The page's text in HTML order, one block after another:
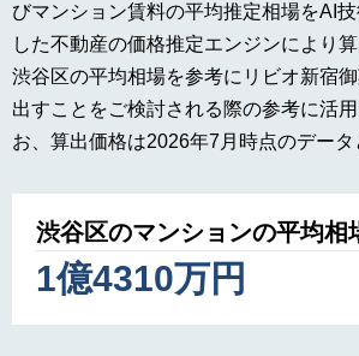
びマンション賃料の平均推定相場をAI
した不動産の価格推定エンジンにより算
渋谷区の平均相場を参考にリビオ新宿
出すことをご検討される際の参考に活
お、算出価格は2026年7月時点のデータ
渋谷区のマンションの平均相
1億4310万円